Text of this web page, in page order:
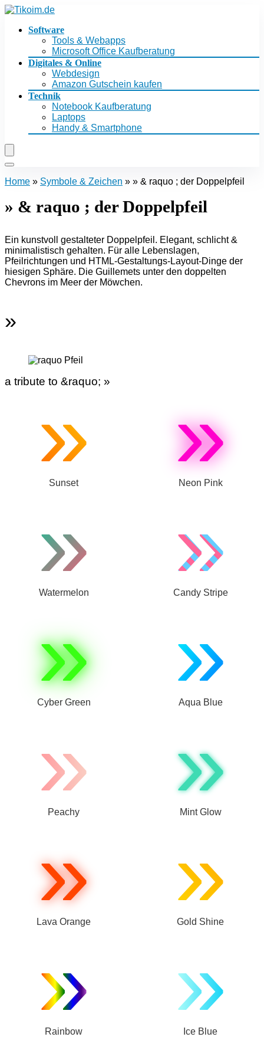
Software
Tools & Webapps
Microsoft Office Kaufberatung
Digitales & Online
Webdesign
Amazon Gutschein kaufen
Technik
Notebook Kaufberatung
Laptops
Handy & Smartphone
Home » Symbole & Zeichen » » & raquo ; der Doppelpfeil
» & raquo ; der Doppelpfeil
Ein kunstvoll gestalteter Doppelpfeil. Elegant, schlicht &
minimalistisch gehalten. Für alle Lebenslagen,
Pfeilrichtungen und HTML-Gestaltungs-Layout-Dinge der
hiesigen Sphäre. Die Guillemets unter den doppelten
Chevrons im Meer der Möwchen.
»
a tribute to &raquo; »
»
Sunset »
Neon Pink
»
Watermelon »
Candy Stripe
»
Cyber Green »
Aqua Blue
»
Peachy »
Mint Glow
»
Lava Orange »
Gold Shine
»
Rainbow »
Ice Blue